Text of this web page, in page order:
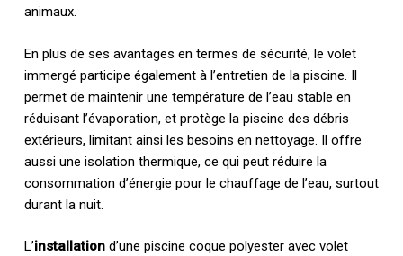
animaux.
En plus de ses avantages en termes de sécurité, le volet
immergé participe également à l’entretien de la piscine. Il
permet de maintenir une température de l’eau stable en
réduisant l’évaporation, et protège la piscine des débris
extérieurs, limitant ainsi les besoins en nettoyage. Il offre
aussi une isolation thermique, ce qui peut réduire la
consommation d’énergie pour le chauffage de l’eau, surtout
durant la nuit.
L’installationd’une piscine coque polyester avec volet